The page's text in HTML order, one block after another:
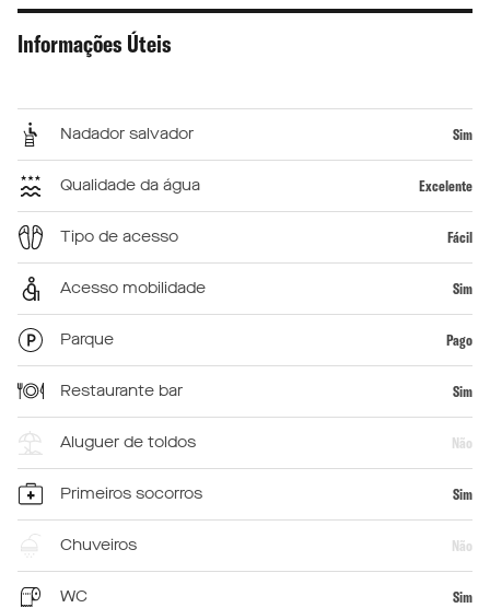
Informações Úteis
Nadador salvador Sim
Qualidade da água Excelente
Tipo de acesso Fácil
Acesso mobilidade Sim
Parque Pago
Restaurante bar Sim
Aluguer de toldos Não
Primeiros socorros Sim
Chuveiros Não
WC Sim